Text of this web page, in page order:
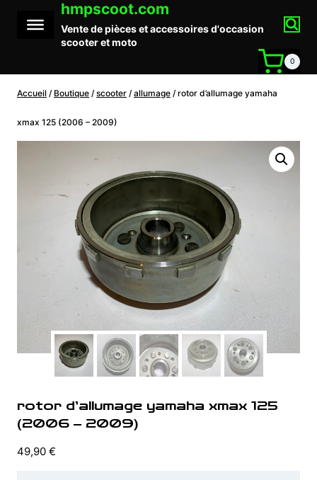
contenu
hmpscoot.com
Vente de pièces et accessoires d'occasion
scooter et moto
0
Accueil / Boutique / scooter / allumage / rotor d’allumage yamaha
xmax 125 (2006 – 2009)
rotor d’allumage yamaha xmax 125
(2006 – 2009)
49,90 €